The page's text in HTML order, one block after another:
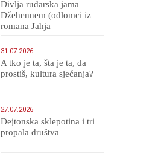
Divlja rudarska jama
Džehennem (odlomci iz
romana Jahja
31.07.2026
A tko je ta, šta je ta, da
prostiš, kultura sjećanja?
27.07.2026
Dejtonska sklepotina i tri
propala društva